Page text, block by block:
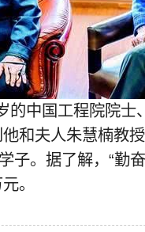
的中国工程院院士
和夫人朱慧楠教
子。据了解，“勤
。